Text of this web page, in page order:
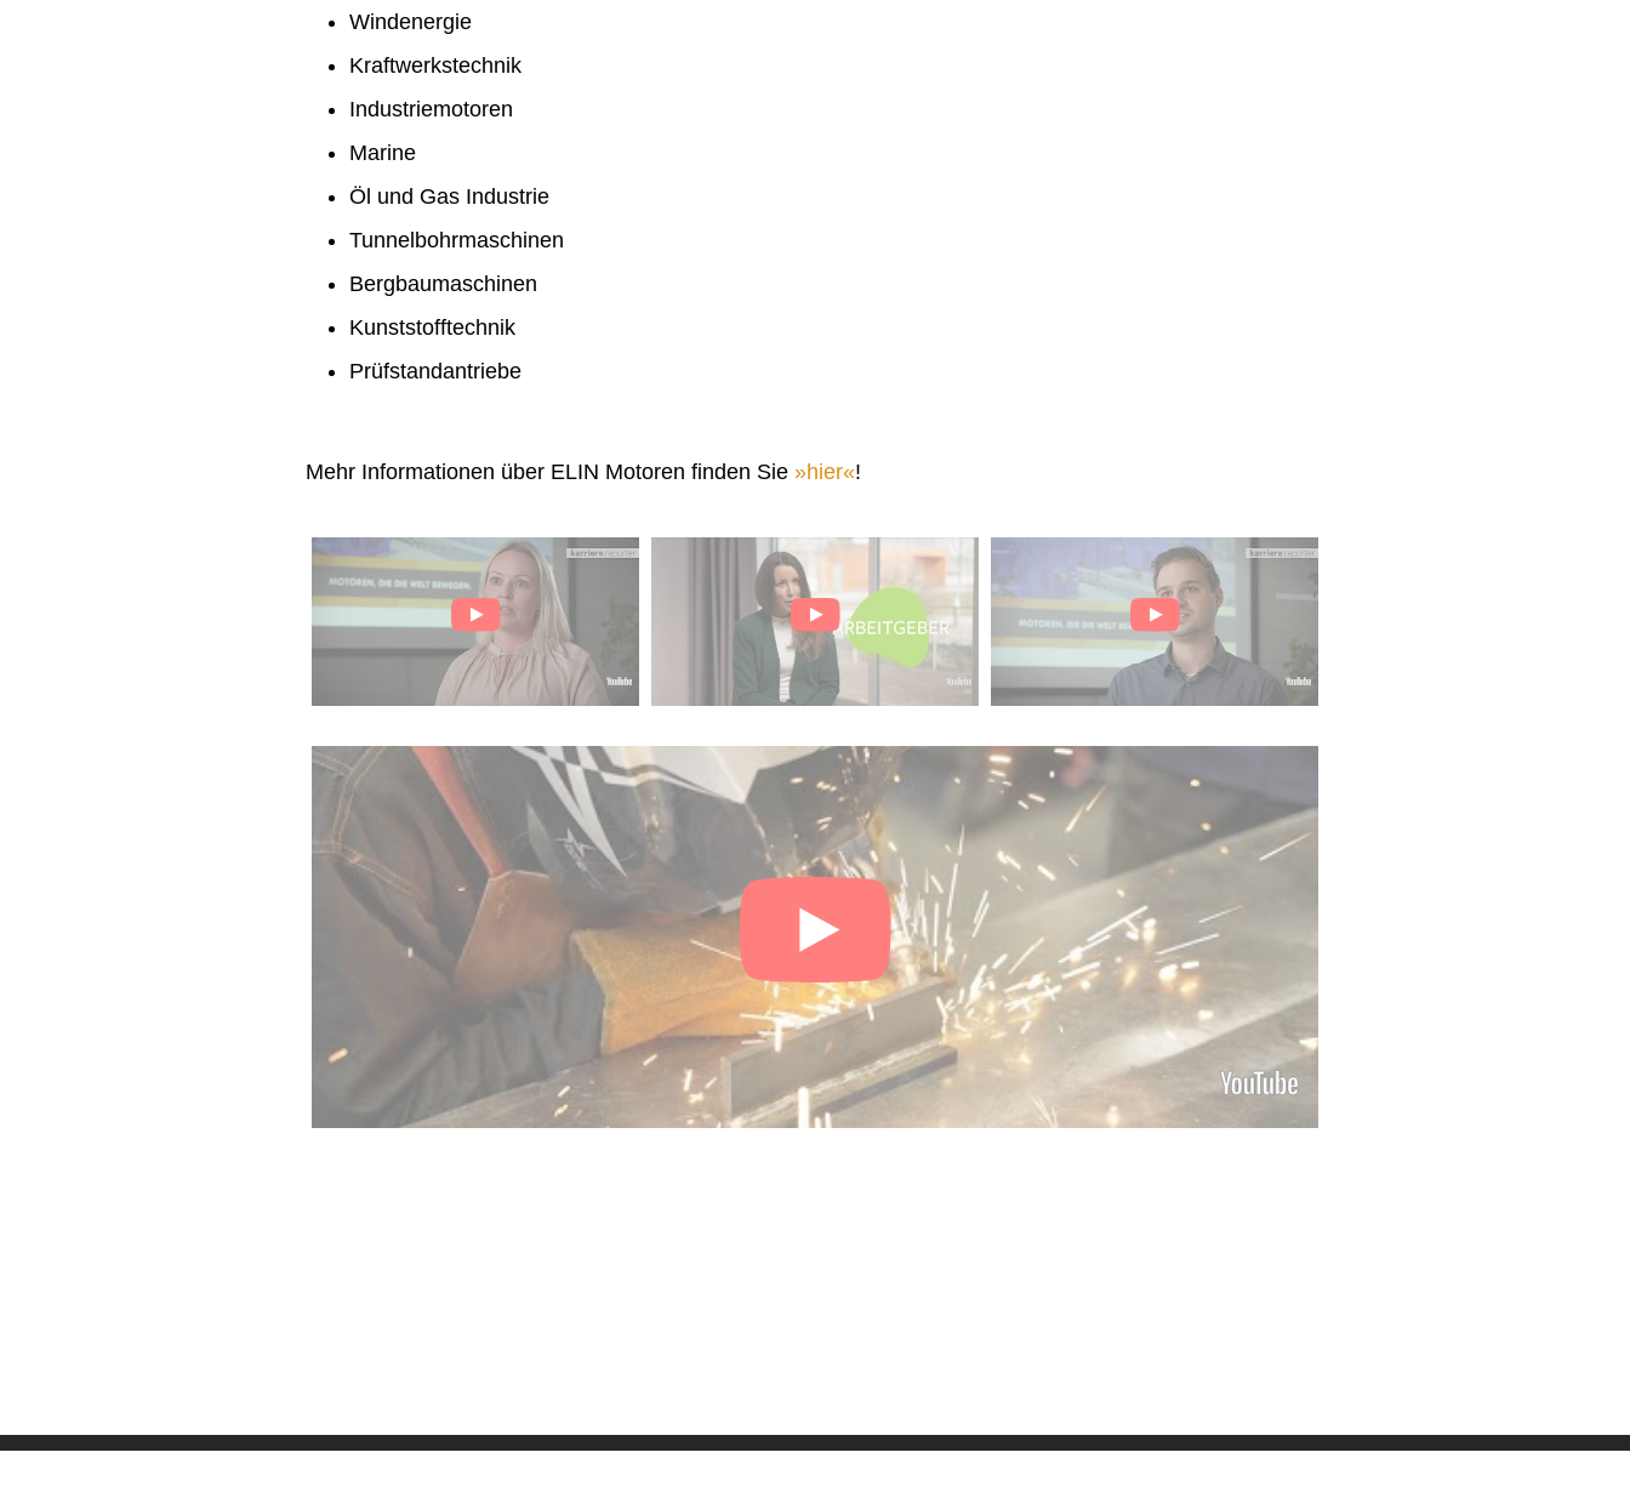
Windenergie
Kraftwerkstechnik
Industriemotoren
Marine
Öl und Gas Industrie
Tunnelbohrmaschinen
Bergbaumaschinen
Kunststofftechnik
Prüfstandantriebe
Mehr Informationen über ELIN Motoren finden Sie hier !